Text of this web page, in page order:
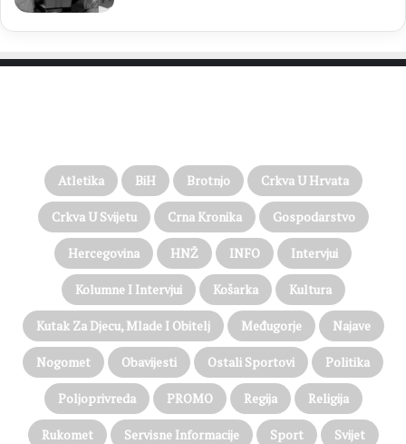
Atletika BiH Brotnjo Crkva U Hrvata
Crkva U Svijetu Crna Kronika Gospodarstvo
Hercegovina HNŽ INFO Intervjui
Kolumne I Intervjui Košarka Kultura
Kutak Za Djecu, Mlade I Obitelj Međugorje Najave
Nogomet Obavijesti Ostali Sportovi Politika
Poljoprivreda PROMO Regija Religija
Rukomet Servisne Informacije Sport Svijet